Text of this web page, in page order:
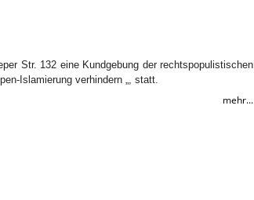
Str. 132 eine Kundgebung der rechtspopulistischen
Islamierung verhindern „, statt.
mehr...